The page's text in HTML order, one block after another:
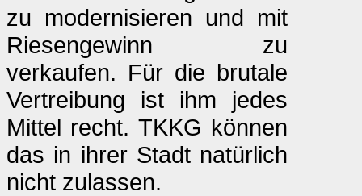
zu modernisieren und mit
Riesengewinn zu
verkaufen. Für die brutale
Vertreibung ist ihm jedes
Mittel recht. TKKG können
das in ihrer Stadt natürlich
nicht zulassen.